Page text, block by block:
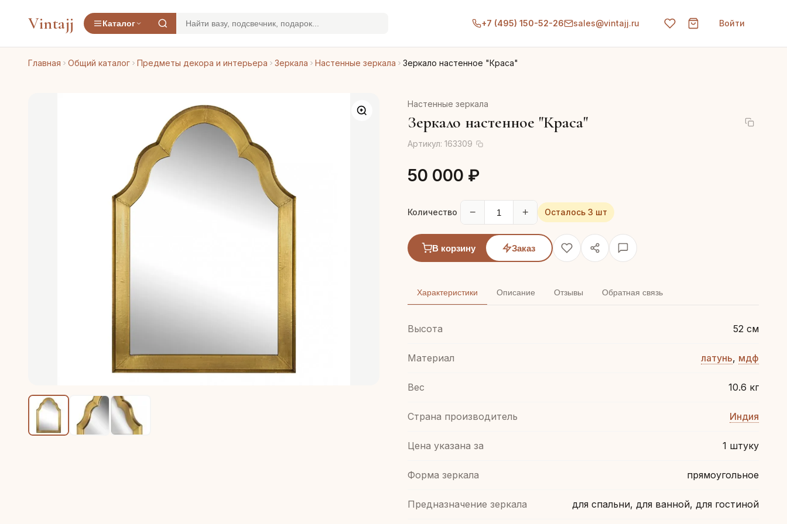
Vintajj Каталог +7 (495) 150-52-26 sales@vintajj.ru Войти
Главная Общий каталог Предметы декора и интерьера Зеркала Настенные зеркала Зеркало настенное "Краса"
Настенные зеркала
Зеркало настенное "Краса"
Артикул: 163309
50 000 ₽
Количество − + Осталось 3 шт
В корзину Заказ
Характеристики Описание Отзывы Обратная связь
Высота 52 см
Материал латунь, мдф
Вес 10.6 кг
Страна производитель Индия
Цена указана за 1 штуку
Форма зеркала прямоугольное
Предназначение зеркала для спальни, для ванной, для гостиной